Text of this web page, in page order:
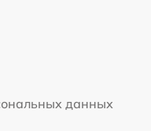
данных